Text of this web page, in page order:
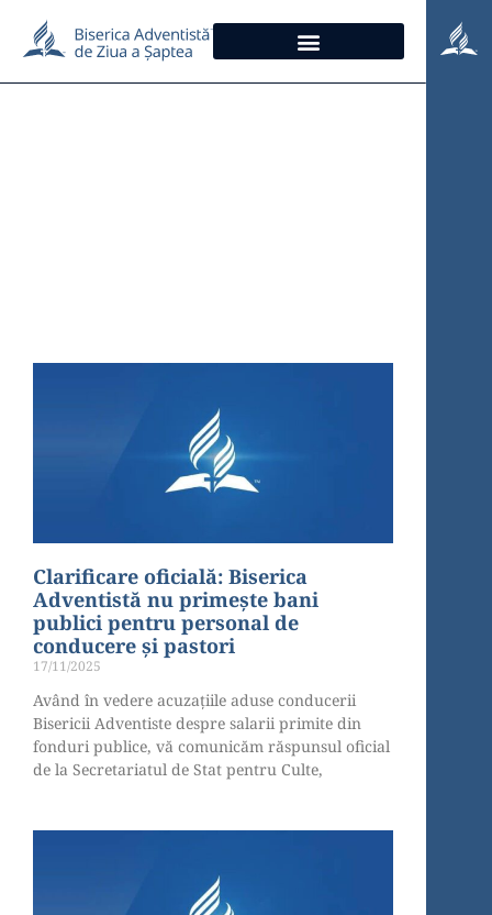
Clarificare oficială: Biserica
Adventistă nu primește bani
publici pentru personal de
conducere și pastori
17/11/2025
Având în vedere acuzațiile aduse conducerii
Bisericii Adventiste despre salarii primite din
fonduri publice, vă comunicăm răspunsul oficial
de la Secretariatul de Stat pentru Culte,